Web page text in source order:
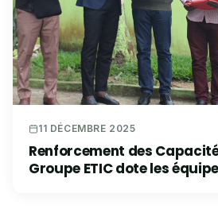
11 DÉCEMBRE 2025
Renforcement des
Groupe ETIC dote les